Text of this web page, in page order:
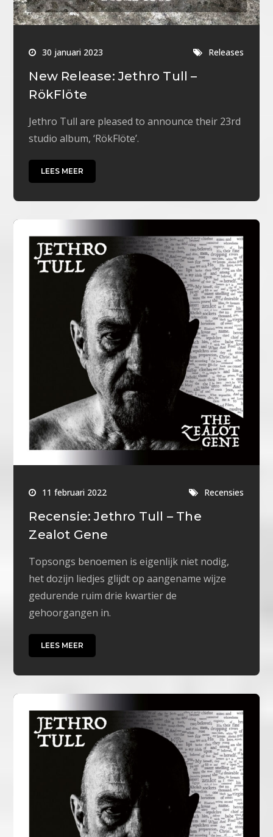
30 januari 2023 Releases
New Release: Jethro Tull –
RökFlöte
Jethro Tull are pleased to announce their 23rd
studio album, ‘RökFlöte’.
LEES MEER
11 februari 2022 Recensies
Recensie: Jethro Tull – The
Zealot Gene
Topsongs benoemen is eigenlijk niet nodig,
het dozijn liedjes glijdt op aangename wijze
gedurende ruim drie kwartier de
gehoorgangen in.
LEES MEER